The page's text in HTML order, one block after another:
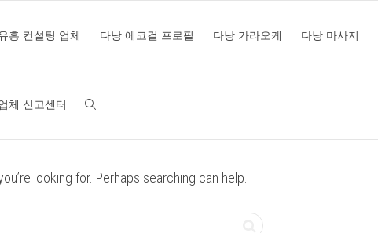
흥 컨설팅 업체 다낭 에코걸 프로필 다낭 가라오케 다낭 마사지
체 신고센터
looking for. Perhaps searching can help.